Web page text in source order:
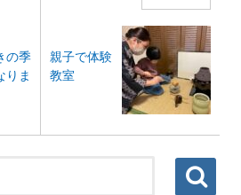
の季
りま
親子で体験
教室